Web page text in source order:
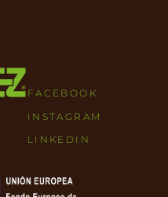
FACEBOOK
INSTAGRAM
LINKEDIN